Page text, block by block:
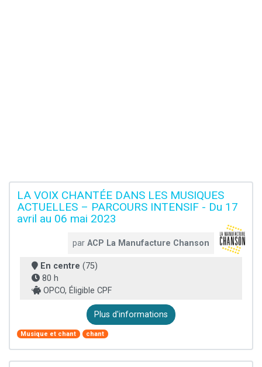
LA VOIX CHANTÉE DANS LES MUSIQUES
ACTUELLES – PARCOURS INTENSIF - Du 17
avril au 06 mai 2023
parACP La Manufacture Chanson
En centre (75)
80 h
OPCO, Éligible CPF
Plus d'informations
Musique et chant chant